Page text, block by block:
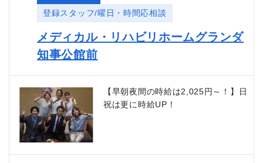
登録スタッフ/曜日・時間応相談
メディカル・リハビリホームグランダ
知事公館前
【早朝夜間の時給は2,025円～！】日
祝は更に時給UP！